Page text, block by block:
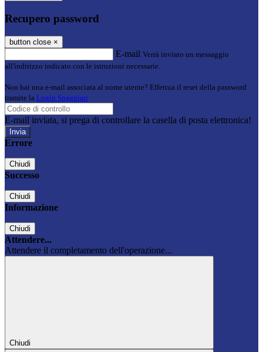
Recupero password
button close ×
E-mail Verrà inviato un messaggio
all'indirizzo indicato con le istruzioni necessarie.
Non hai una e-mail associata al nome utente? Effettua il reset della password
tramite la Login Spaggiari
E-mail inviata, si prega di controllare la casella di posta elettronica!
Errore
Chiudi
Successo
Chiudi
Informazione
Chiudi
Attendere...
Attendere il completamento dell'operazione...
Chiudi